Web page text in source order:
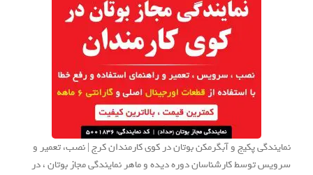
نمایندگی پکیج و آبگرمکن بوتان در کوی کارمندان کرج | نصب، تعمیر و
سرویس توسط کارشناسان دوره دیده و ماهر نمایندگی مجاز بوتان ، در